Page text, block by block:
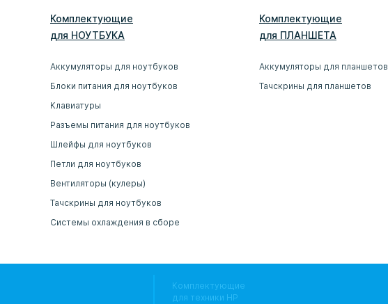
Комплектующие
для НОУТБУКА
Аккумуляторы для ноутбуков
Блоки питания для ноутбуков
Клавиатуры
Разъемы питания для ноутбуков
Шлейфы для ноутбуков
Петли для ноутбуков
Вентиляторы (кулеры)
Тачскрины для ноутбуков
Системы охлаждения в сборе
Комплектующие
для ПЛАНШЕТА
Аккумуляторы для планшетов
Тачскрины для планшетов
Комплектующие
для техники HP